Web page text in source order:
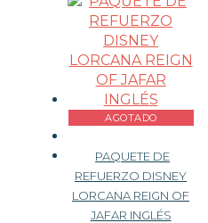
AGOTADO
PAQUETE DE
REFUERZO DISNEY
LORCANA REIGN OF
JAFAR INGLÉS